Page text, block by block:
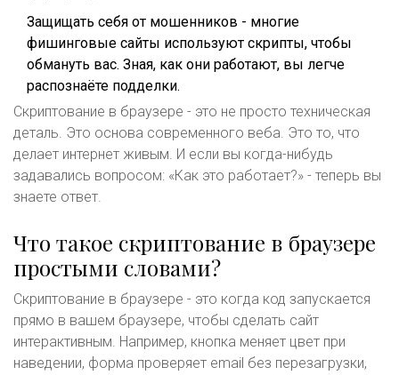
Защищать себя от мошенников - многие
фишинговые сайты используют скрипты, чтобы
обмануть вас. Зная, как они работают, вы легче
распознаёте подделки.
Скриптование в браузере - это не просто техническая
деталь. Это основа современного веба. Это то, что
делает интернет живым. И если вы когда-нибудь
задавались вопросом: «Как это работает?» - теперь вы
знаете ответ.
Что такое скриптование в браузере
простыми словами?
Скриптование в браузере - это когда код запускается
прямо в вашем браузере, чтобы сделать сайт
интерактивным. Например, кнопка меняет цвет при
наведении, форма проверяет email без перезагрузки,